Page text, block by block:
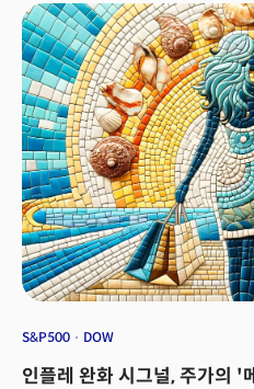
평가. 또한 새로운 항공기 생산을 미 태
포함. 합의가 거부될 경우 이번 금요일
엔비디아(NVDA): 지난주 무려 14%가
최대 수혜주 엔비디아는 투자심리가 회
코인베이스(COIN): 비트코인은 주말
투자심리가 완화되며 소폭 회복. 미 최
거래에서 3% 이상 상승 출발.
7월의 2.6% 상승에서 크게 둔화. 유로
금리인하에 대한 기대가 강화되며 범
경신. 3. 개인소비지출(PCE) 데이터 및
인플레이션 지표인 핵심 PCE 물가지
전월과 동일하게 유지. 다만 월가 추정
대비 0.3%가 오르며 전월의 0.2%에서
0.5%가 오르며 전월의 0.3%에서 소폭
목표치에 근접함에 따라 연준의 정책
고용시장으로 전환될 것으로 전망. 연
금리인하(25bp) 가능성을 100% 반영
금리인하가 단행될 것으로 전망. 4. 금
전망웰스파고는 금리인하 사이클이 미
은행주들이 강세를 보일 것으로 전망.
은행 주식이 약 6% 수준의 약세를 보
규제 당국이 알리바바에 대해 2021년
화장품 및 뷰티 리테일러 울타뷰티는 2
S&P500 DOW
인플레 완화 시그널, 주가의 '